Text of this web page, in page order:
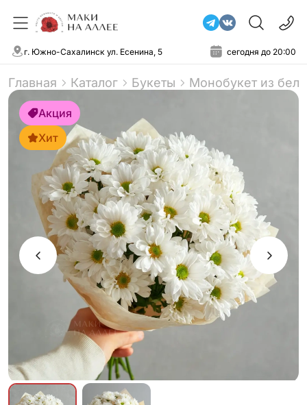
г. Южно-Сахалинск ул. Есенина, 5 сегодня до 20:00
Главная Каталог Букеты Монобукет из
Акция
Хит